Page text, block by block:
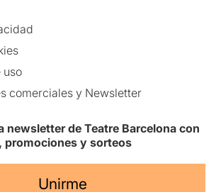
uso
comerciales y Newsletter
newsletter de Teatre Barcelona con
promociones y sorteos
Unirme